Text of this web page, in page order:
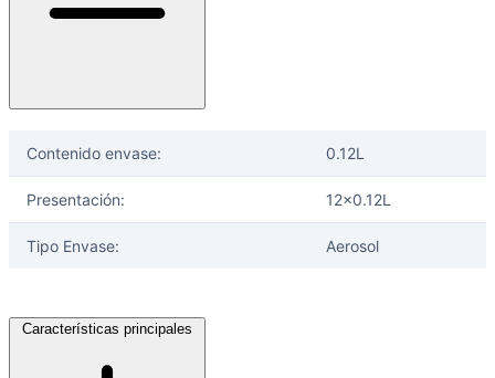
Contenido envase: 0.12L
Presentación: 12x0.12L
Tipo Envase: Aerosol
Características principales